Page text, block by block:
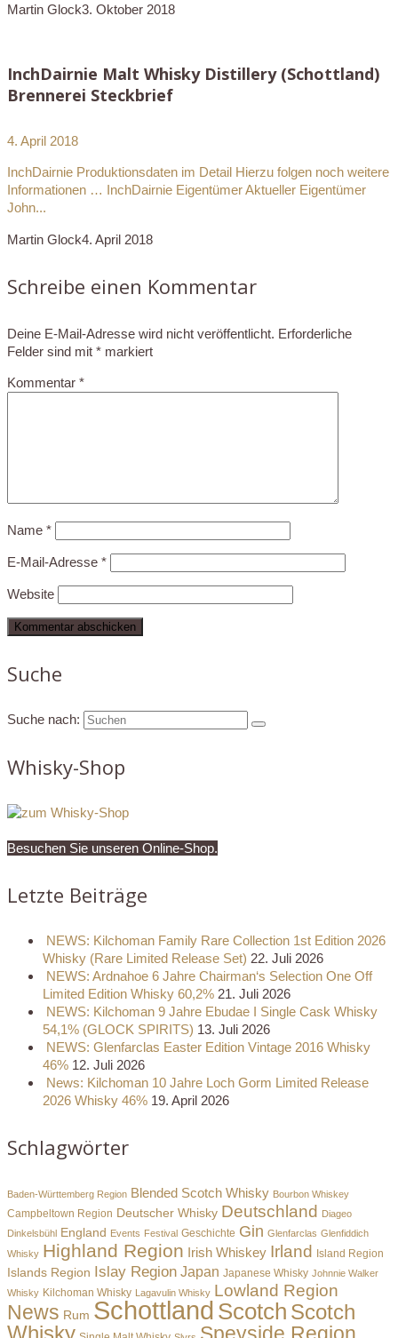
Martin Glock3. Oktober 2018
InchDairnie Malt Whisky Distillery (Schottland)
Brennerei Steckbrief
4. April 2018
InchDairnie Produktionsdaten im Detail Hierzu folgen noch weitere
Informationen … InchDairnie Eigentümer Aktueller Eigentümer
John...
Martin Glock4. April 2018
Schreibe einen Kommentar
Deine E-Mail-Adresse wird nicht veröffentlicht. Erforderliche
Felder sind mit * markiert
Kommentar *
Name *
E-Mail-Adresse *
Website
Suche
Suche nach:
Whisky-Shop
Besuchen Sie unseren Online-Shop.
Letzte Beiträge
NEWS: Kilchoman Family Rare Collection 1st Edition 2026
Whisky (Rare Limited Release Set) 22. Juli 2026
NEWS: Ardnahoe 6 Jahre Chairman‘s Selection One Off
Limited Edition Whisky 60,2% 21. Juli 2026
NEWS: Kilchoman 9 Jahre Ebudae I Single Cask Whisky
54,1% (GLOCK SPIRITS) 13. Juli 2026
NEWS: Glenfarclas Easter Edition Vintage 2016 Whisky
46% 12. Juli 2026
News: Kilchoman 10 Jahre Loch Gorm Limited Release
2026 Whisky 46% 19. April 2026
Schlagwörter
Baden-Württemberg Region Blended Scotch Whisky Bourbon Whiskey
Campbeltown Region Deutscher Whisky Deutschland
Diageo
Dinkelsbühl England Events Festival Geschichte Gin Glenfarclas Glenfiddich
Whisky Highland Region Irish Whiskey Irland Island Region
Islands Region Islay Region Japan Japanese Whisky Johnnie Walker
Whisky Kilchoman Whisky Lagavulin Whisky Lowland Region
News Rum Schottland Scotch Scotch
Whisky